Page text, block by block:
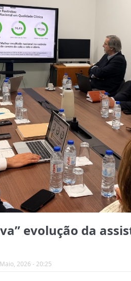
evolução da
2026 - 20:25